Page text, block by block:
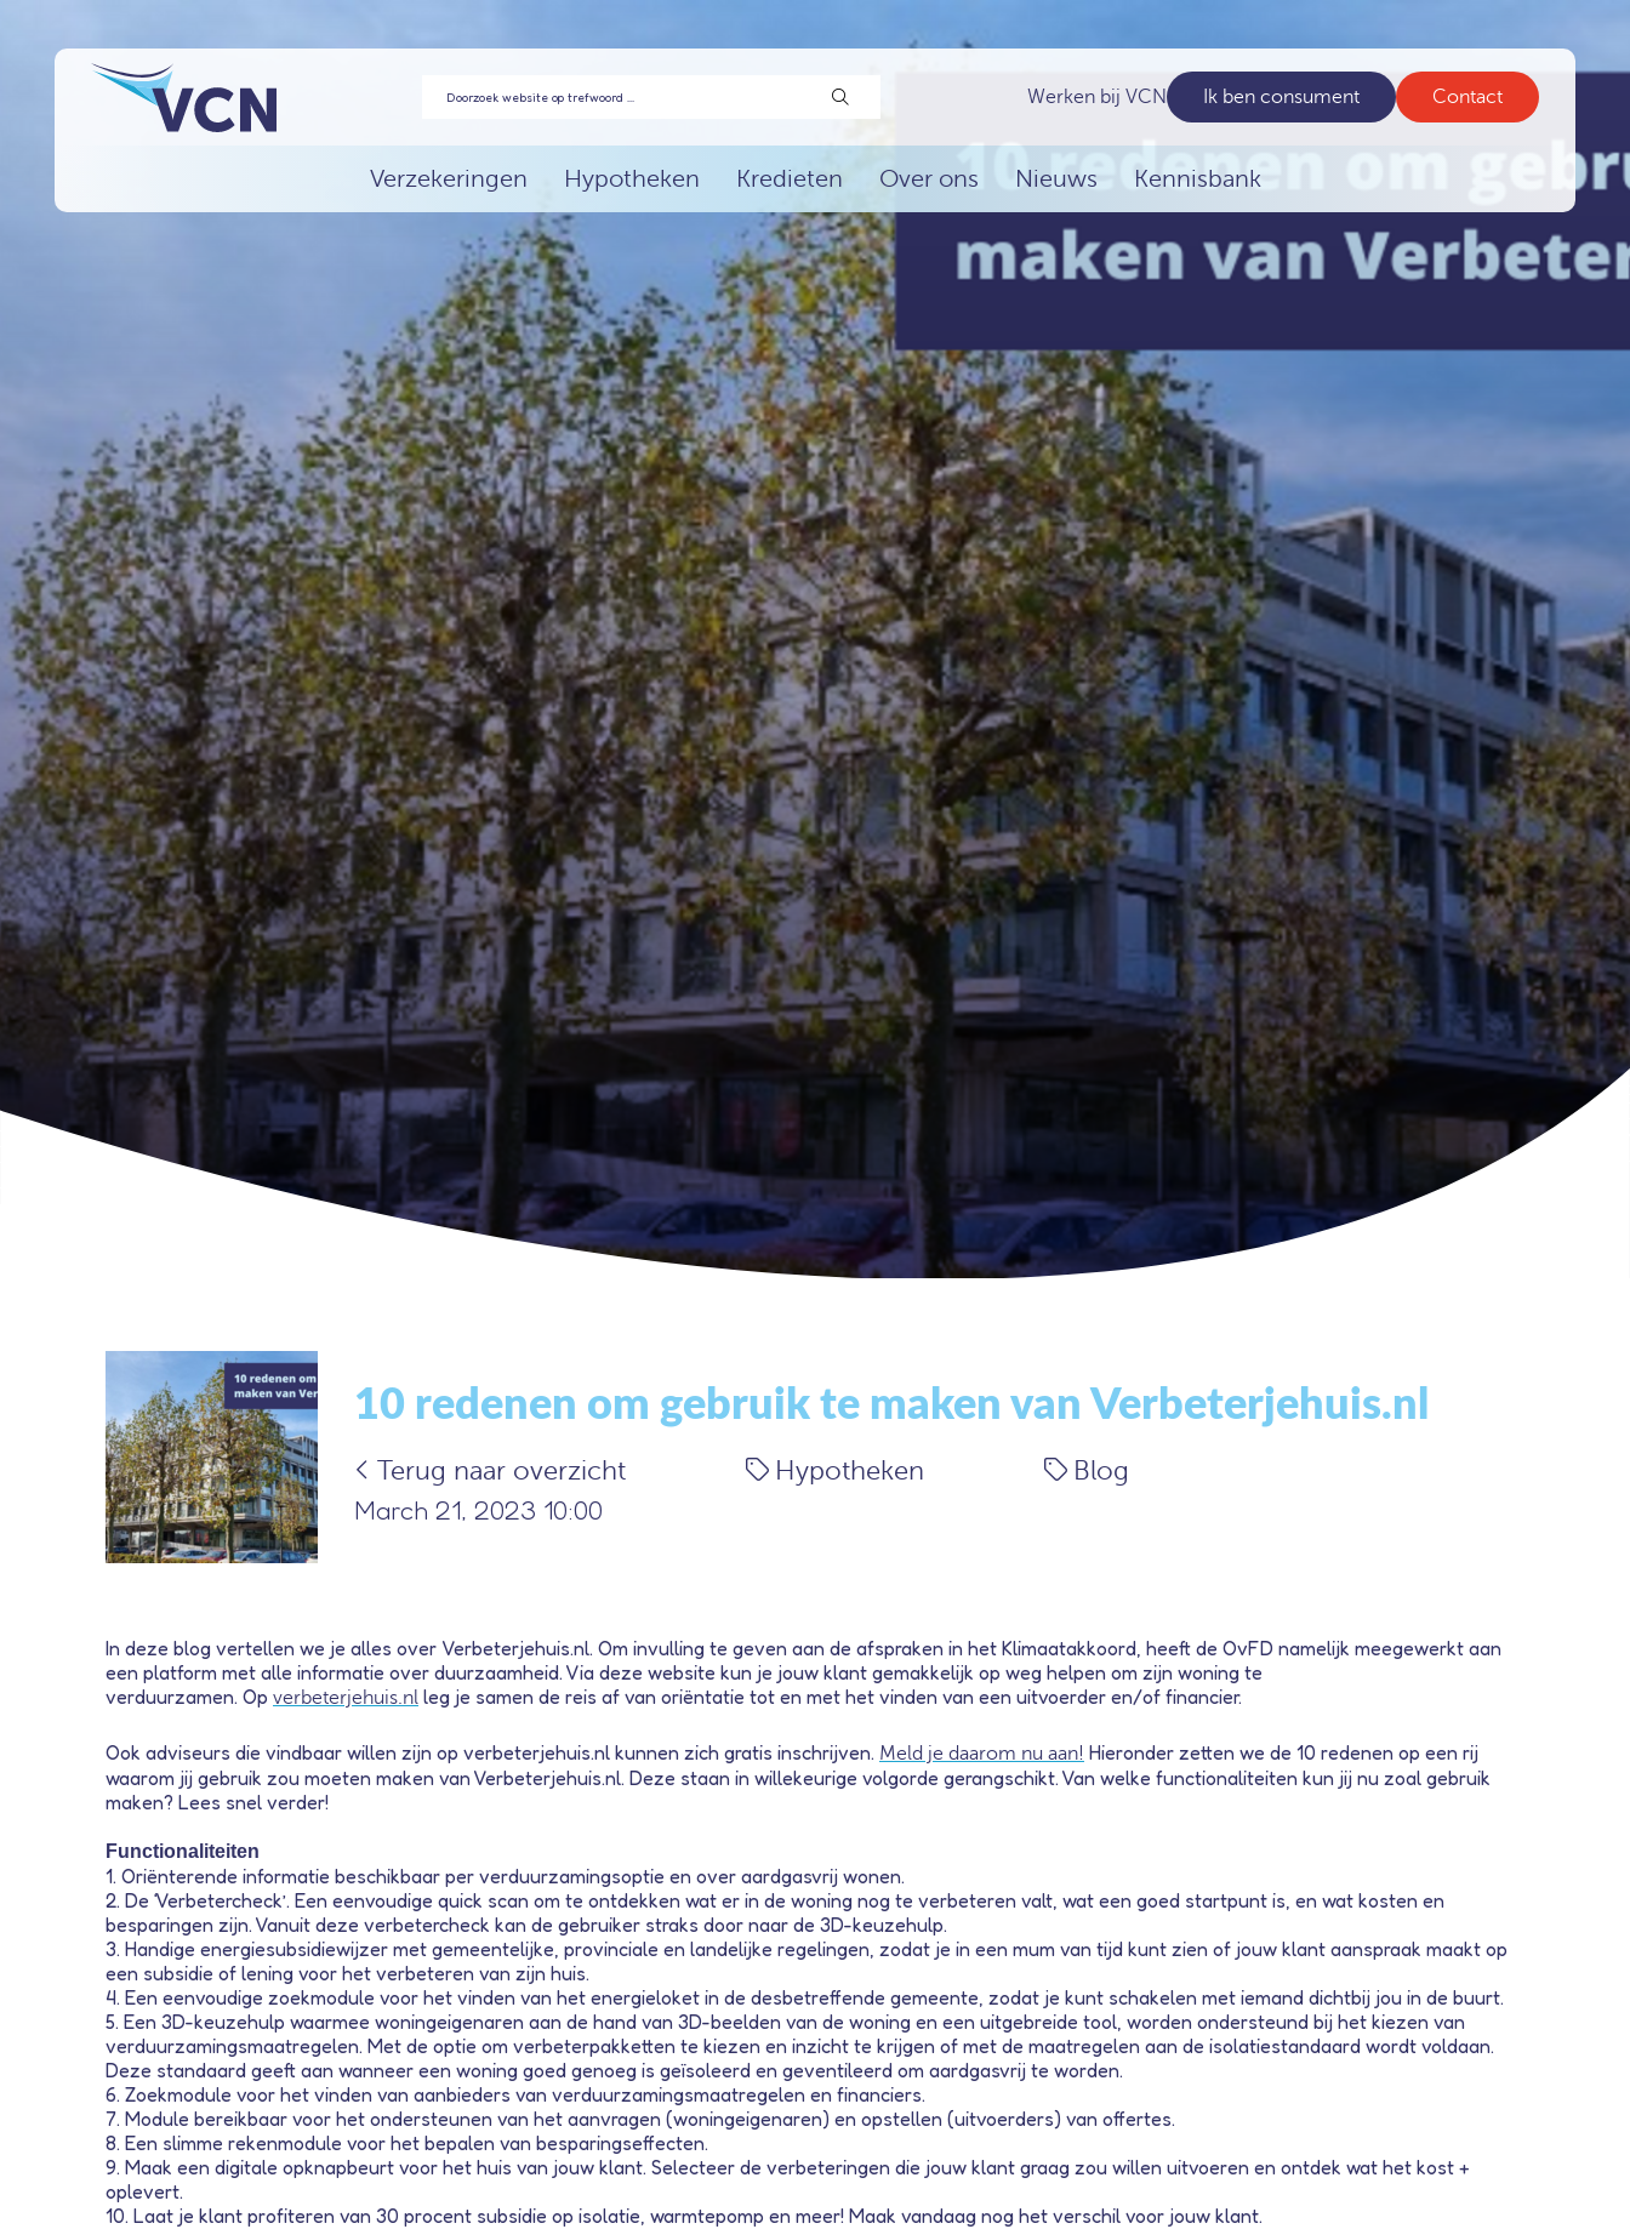
Werken bij VCN Ik ben consument Contact
Verzekeringen Hypotheken Kredieten Over ons Nieuws Kennisbank
10 redenen om gebruik te maken van Verbeterjehuis.nl
Terug naar overzicht Hypotheken Blog
March 21, 2023 10:00
In deze blog vertellen we je alles over Verbeterjehuis.nl. Om invulling te geven aan de afspraken in het Klimaatakkoord, heeft de OvFD namelijk meegewerkt aan
een platform met alle informatie over duurzaamheid. Via deze website kun je jouw klant gemakkelijk op weg helpen om zijn woning te
verduurzamen. Op verbeterjehuis.nl leg je samen de reis af van oriëntatie tot en met het vinden van een uitvoerder en/of financier.
Ook adviseurs die vindbaar willen zijn op verbeterjehuis.nl kunnen zich gratis inschrijven. Meld je daarom nu aan! Hieronder zetten we de 10 redenen op een rij
waarom jij gebruik zou moeten maken van Verbeterjehuis.nl. Deze staan in willekeurige volgorde gerangschikt. Van welke functionaliteiten kun jij nu zoal gebruik
maken? Lees snel verder!
Functionaliteiten
1. Oriënterende informatie beschikbaar per verduurzamingsoptie en over aardgasvrij wonen.
2. De ‘Verbetercheck’. Een eenvoudige quick scan om te ontdekken wat er in de woning nog te verbeteren valt, wat een goed startpunt is, en wat kosten en
besparingen zijn. Vanuit deze verbetercheck kan de gebruiker straks door naar de 3D-keuzehulp.
3. Handige energiesubsidiewijzer met gemeentelijke, provinciale en landelijke regelingen, zodat je in een mum van tijd kunt zien of jouw klant aanspraak maakt op
een subsidie of lening voor het verbeteren van zijn huis.
4. Een eenvoudige zoekmodule voor het vinden van het energieloket in de desbetreffende gemeente, zodat je kunt schakelen met iemand dichtbij jou in de buurt.
5. Een 3D-keuzehulp waarmee woningeigenaren aan de hand van 3D-beelden van de woning en een uitgebreide tool, worden ondersteund bij het kiezen van
verduurzamingsmaatregelen. Met de optie om verbeterpakketten te kiezen en inzicht te krijgen of met de maatregelen aan de isolatiestandaard wordt voldaan.
Deze standaard geeft aan wanneer een woning goed genoeg is geïsoleerd en geventileerd om aardgasvrij te worden.
6. Zoekmodule voor het vinden van aanbieders van verduurzamingsmaatregelen en financiers.
7. Module bereikbaar voor het ondersteunen van het aanvragen (woningeigenaren) en opstellen (uitvoerders) van offertes.
8. Een slimme rekenmodule voor het bepalen van besparingseffecten.
9. Maak een digitale opknapbeurt voor het huis van jouw klant. Selecteer de verbeteringen die jouw klant graag zou willen uitvoeren en ontdek wat het kost +
oplevert.
10. Laat je klant profiteren van 30 procent subsidie op isolatie, warmtepomp en meer! Maak vandaag nog het verschil voor jouw klant.